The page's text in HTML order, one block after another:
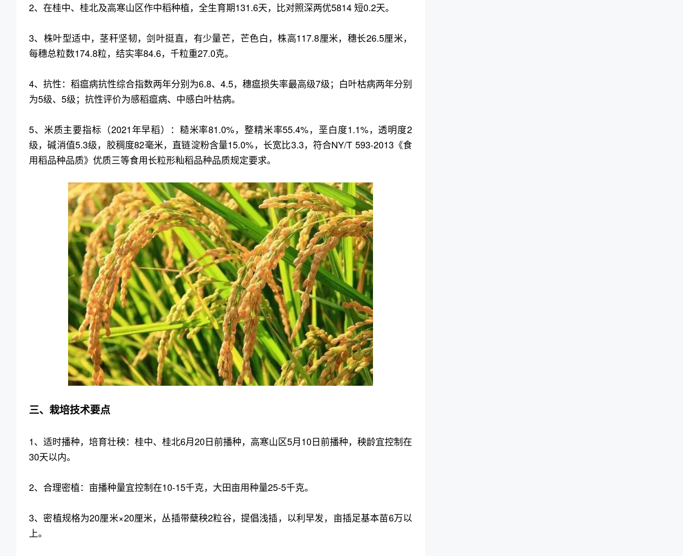
2、在桂中、桂北及高寒山区作中稻种植，全生育期131.6天，比对照深两优5814 短0.2天。
3、株叶型适中，茎秆坚韧，剑叶挺直，有少量芒，芒色白，株高117.8厘米，穗长26.5厘米，
每穗总粒数174.8粒，结实率84.6，千粒重27.0克。
4、抗性：稻瘟病抗性综合指数两年分别为6.8、4.5，穗瘟损失率最高级7级；白叶枯病两年分别
为5级、5级；抗性评价为感稻瘟病、中感白叶枯病。
5、米质主要指标（2021年早稻）：糙米率81.0%，整精米率55.4%，垩白度1.1%，透明度2
级，碱消值5.3级，胶稠度82毫米，直链淀粉含量15.0%，长宽比3.3，符合NY/T 593-2013《食
用稻品种品质》优质三等食用长粒形籼稻品种品质规定要求。
三、栽培技术要点
1、适时播种，培育壮秧：桂中、桂北6月20日前播种，高寒山区5月10日前播种，秧龄宜控制在
30天以内。
2、合理密植：亩播种量宜控制在10-15千克，大田亩用种量25-5千克。
3、密植规格为20厘米×20厘米，丛插带蘖秧2粒谷，提倡浅插，以利早发，亩插足基本苗6万以
上。